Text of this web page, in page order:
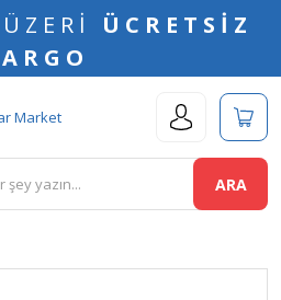
ÜCRETSİZ
ARA